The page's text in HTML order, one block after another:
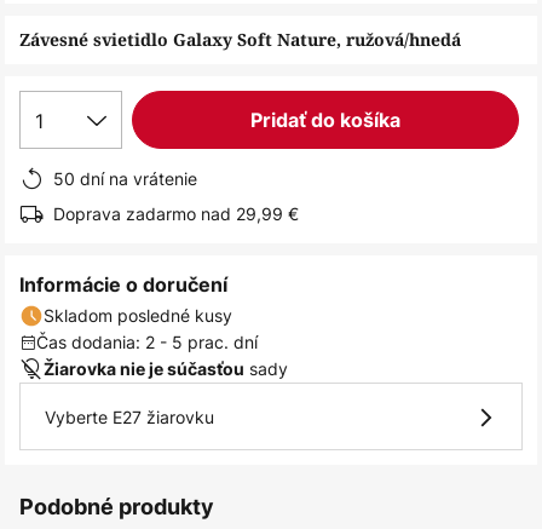
Závesné svietidlo Galaxy Soft Nature, ružová/hnedá
1 Pridať do košíka
50 dní na vrátenie
Doprava zadarmo nad 29,99 €
Informácie o doručení
Skladom posledné kusy
Čas dodania: 2 - 5 prac. dní
Žiarovka nie je súčasťou sady
Vyberte E27 žiarovku
Podobné produkty